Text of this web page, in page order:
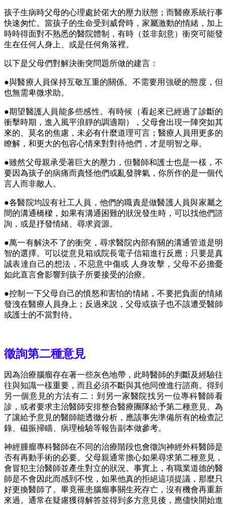
孩子生病時父母的心理處於偌大的壓力狀態；而醫療系統行事
快速匆忙。當孩子的生命受到威脅時，家屬激動的情緒，加上
時時得面對不熟悉的醫院體制，有時（並非刻意）衝突可能發
生在任何人身上、或是任何角落裡。
以下是父母們對解決衝突問題所做的建言：
●與醫療人員保持互敬互重的關係。不需要用強硬的態度，但
也無需卑微求助。
●期望醫護人員能多些感性。有時候（看起來已經過了診斷的
衝擊時期，進入風平浪靜的調適期），父母會出現一陣突如其
來的、莫名的焦慮，未必有什麼道理可言；醫療人員用更多的
瞭解，和更大的包容心情來對對待他們，才是明智之舉。
●雖然父母親承受著巨大的壓力，但醫師和護士也是一樣，不
要因為孩子的病痛而責怪他們或亂發脾氣，你所作的是一個代
言人而非敵人。
●各醫院均設有社工人員，他們的職責是做醫護人員與家屬之
間的溝通橋樑，如果有溝通困難的狀況發生時，可以找他們諮
詢，或是抒發情緒、尋求資源。
●萬一有解決不了的衝突，尋求醫院內部有關的溝通管道是明
智的選擇。可以從意見箱或院長電子信箱進行反應；只要是真
誠表達自己的想法，不惡意中傷或 人身攻擊，父母不必擔憂
如此直言會影響到孩子所要接受的治療。
●控制一下父母自己的憤怒和害怕的情緒，不要把負面的情緒
發洩在醫療人員身上；反過來說，父母或孩子也不該遭受醫師
或護士的不當對待。
徵詢第二種意見
因為治療腦瘤存在著一些灰色地帶，此時醫師的判斷及經驗往
往與知識一樣重要，而且必須不斷與其他同僚進行諮商。得到
另一個意見的方法有二：到另一家醫院找另一位專科醫師看
診，或者要求主治醫師安排整合醫療團隊給予第二種意見。為
了讓給予意見的醫師能透徹分析，應該事先準備所有的檢查記
錄、磁振掃瞄、病理檢驗等報告副本做參考。
神經腫瘤專科醫師在不同的治療階段也會徵詢神經外科醫師是
否有再動手術的必要。父母親通常擔心如果尋求第二種意見，
會冒犯主治醫師並產生對立的狀況。事實上，有職業道德的醫
師是不會因此而感到不悅，如果他真的拒絕這項提議，那麼只
好更換醫師了。畢竟罹患腦瘤事關生死存亡，沒有機會再重新
來過。通常在疑慮獲得解答並得到多方意見後，應儘快開始進